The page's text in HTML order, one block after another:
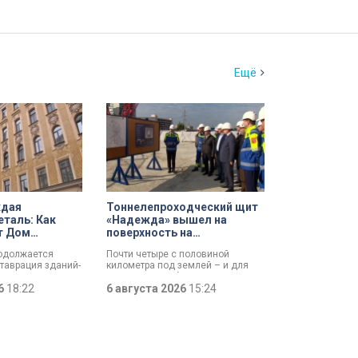
Ещё
Как
Дом
на улице
зданий-
18:22
Тоннелепроходческий щит
«Надежда» вышел на
поверхность на
Почти четыре с половиной
километра под землей – и для
проходческий щит вышел на
6 августа 2026 15:24